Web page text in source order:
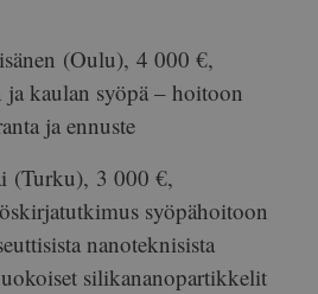
(Oulu), 4 000 €,
kaulan syöpä – hoitoon
ja ennuste
(Turku), 3 000 €,
syöpähoitoon
nanoteknisista
silikananopartikkelit